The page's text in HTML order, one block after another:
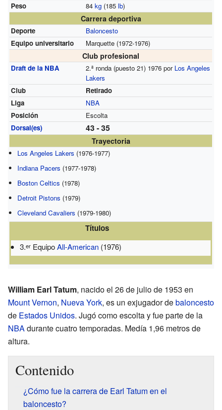
Peso
84 kg(185 lb)
Carrera deportiva
Deporte
Baloncesto
Equipo universitario
Marquette (1972-1976)
Club profesional
Draft de la NBA 2.ª ronda (puesto 21) 1976 por Los Angeles
Lakers
Club
Retirado
Liga
NBA
Posición
Escolta
Dorsal(es)
43 - 35
Trayectoria
Los Angeles Lakers (1976-1977)
Indiana Pacers (1977-1978)
Boston Celtics (1978)
Detroit Pistons (1979)
Cleveland Cavaliers (1979-1980)
Títulos
3.er EquipoAll-American (1976)
William Earl Tatum, nacido el 26 de julio de 1953 en
Mount Vernon, Nueva York, es un exjugador debaloncesto
de Estados Unidos. Jugó como escolta y fue parte de la
NBAdurante cuatro temporadas. Medía 1,96 metros de
altura.
Contenido
¿Cómo fue la carrera de Earl Tatum en el
baloncesto?